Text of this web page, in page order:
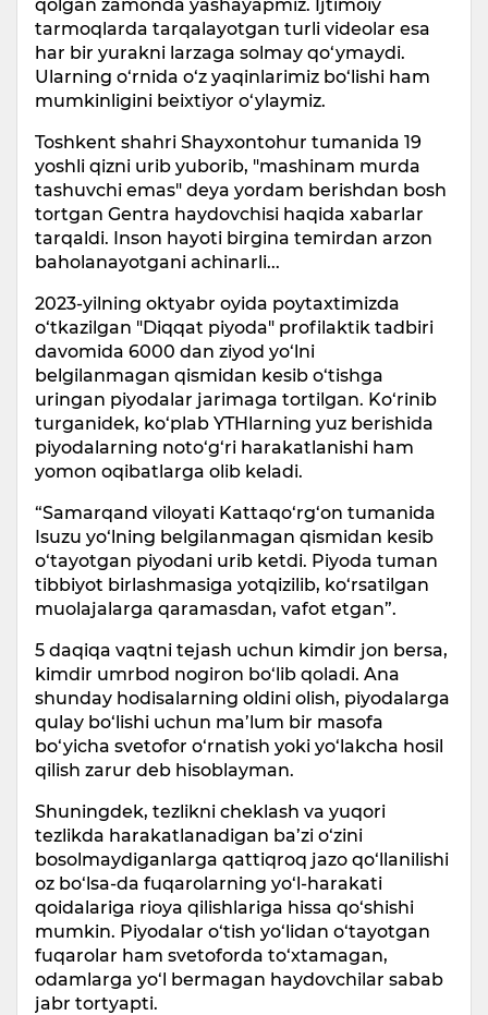
qolgan zamonda yashayapmiz. Ijtimoiy
tarmoqlarda tarqalayotgan turli videolar esa
har bir yurakni larzaga solmay qo‘ymaydi.
Ularning o‘rnida o‘z yaqinlarimiz bo‘lishi ham
mumkinligini beixtiyor o‘ylaymiz.
Toshkent shahri Shayxontohur tumanida 19
yoshli qizni urib yuborib, "mashinam murda
tashuvchi emas" deya yordam berishdan bosh
tortgan Gentra haydovchisi haqida xabarlar
tarqaldi. Inson hayoti birgina temirdan arzon
baholanayotgani achinarli...
2023-yilning oktyabr oyida poytaxtimizda
o‘tkazilgan "Diqqat piyoda" profilaktik tadbiri
davomida 6000 dan ziyod yo‘lni
belgilanmagan qismidan kesib o‘tishga
uringan piyodalar jarimaga tortilgan. Ko‘rinib
turganidek, ko‘plab YTHlarning yuz berishida
piyodalarning noto‘g‘ri harakatlanishi ham
yomon oqibatlarga olib keladi.
“Samarqand viloyati Kattaqo‘rg‘on tumanida
Isuzu yo‘lning belgilanmagan qismidan kesib
o‘tayotgan piyodani urib ketdi. Piyoda tuman
tibbiyot birlashmasiga yotqizilib, ko‘rsatilgan
muolajalarga qaramasdan, vafot etgan”.
5 daqiqa vaqtni tejash uchun kimdir jon bersa,
kimdir umrbod nogiron bo‘lib qoladi. Ana
shunday hodisalarning oldini olish, piyodalarga
qulay bo‘lishi uchun ma’lum bir masofa
bo‘yicha svetofor o‘rnatish yoki yo‘lakcha hosil
qilish zarur deb hisoblayman.
Shuningdek, tezlikni cheklash va yuqori
tezlikda harakatlanadigan ba’zi o‘zini
bosolmaydiganlarga qattiqroq jazo qo‘llanilishi
oz bo‘lsa-da fuqarolarning yo‘l-harakati
qoidalariga rioya qilishlariga hissa qo‘shishi
mumkin. Piyodalar o‘tish yo‘lidan o‘tayotgan
fuqarolar ham svetoforda to‘xtamagan,
odamlarga yo‘l bermagan haydovchilar sabab
jabr tortyapti.